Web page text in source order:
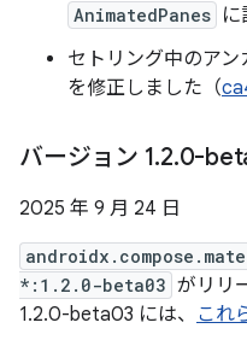
AnimatedPanes に
セトリング中のア
を修正しました（
バージョン 1.2.0-
2025 年 9 月 24 日
*:1.2.0-beta03 がリリ
1.2.0-beta03 には、 これ